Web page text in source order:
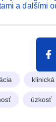
a ďalšími
úzkosť